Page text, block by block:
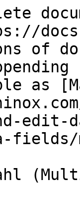
of
as
fields/